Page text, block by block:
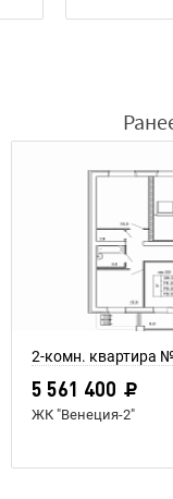
2-комн. квартира
5 561 400
ЖК "Венеция-2"